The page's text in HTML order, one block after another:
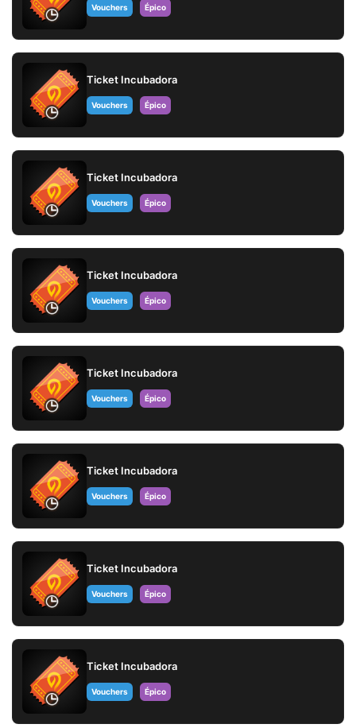
Vouchers Épico
Ticket Incubadora
Vouchers Épico
Ticket Incubadora
Vouchers Épico
Ticket Incubadora
Vouchers Épico
Ticket Incubadora
Vouchers Épico
Ticket Incubadora
Vouchers Épico
Ticket Incubadora
Vouchers Épico
Ticket Incubadora
Vouchers Épico